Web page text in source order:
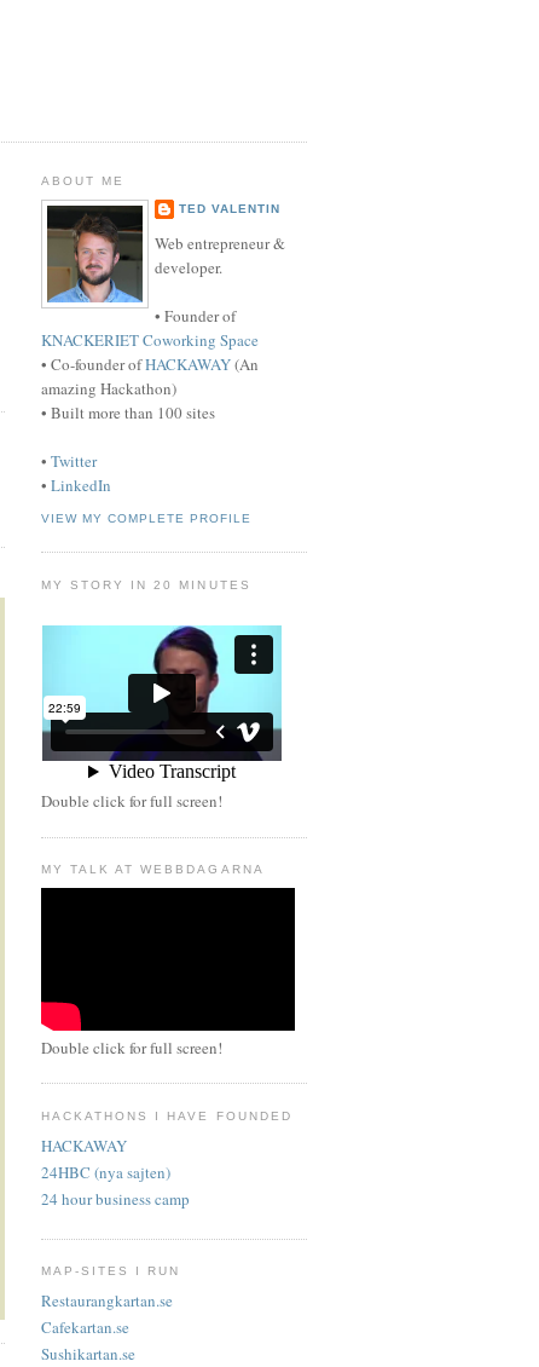
ABOUT ME
TED VALENTIN
Web entrepreneur &
developer.
• Founder of
KNACKERIET Coworking Space
• Co-founder ofHACKAWAY(An
amazing Hackathon)
• Built more than 100 sites
• Twitter
• LinkedIn
VIEW MY COMPLETE PROFILE
MY STORY IN 20 MINUTES
Double click for full screen!
MY TALK AT WEBBDAGARNA
Double click for full screen!
HACKATHONS I HAVE FOUNDED
HACKAWAY
24HBC (nya sajten)
24 hour business camp
MAP-SITES I RUN
Restaurangkartan.se
Cafekartan.se
Sushikartan.se